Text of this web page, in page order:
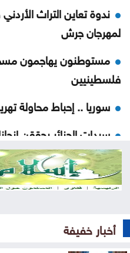
ندوة تعاين التراث
لمهرجان جرش
فلسطينيين
سوريا .. إحباط محاولة
سيدات الجزائر يحققن
أمم إفريقيا
شقة مهجورة في
السعودية واليمن وقطر
أخبار خفيفة